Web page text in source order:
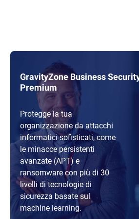
GravityZone Business
Premium
Protegge la tua
organizzazione da attacchi
informatici sofisticati, come
le minacce persistenti
avanzate (APT) e
ransomware con più di 30
livelli di tecnologie di
sicurezza basate sul
machine learning.